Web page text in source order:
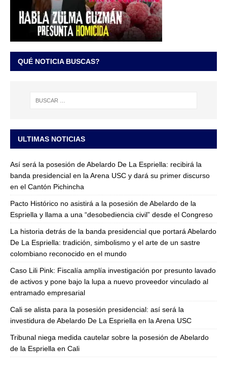
QUÉ NOTICIA BUSCAS?
ULTIMAS NOTICIAS
Así será la posesión de Abelardo De La Espriella: recibirá la
banda presidencial en la Arena USC y dará su primer discurso
en el Cantón Pichincha
Pacto Histórico no asistirá a la posesión de Abelardo de la
Espriella y llama a una “desobediencia civil” desde el Congreso
La historia detrás de la banda presidencial que portará Abelardo
De La Espriella: tradición, simbolismo y el arte de un sastre
colombiano reconocido en el mundo
Caso Lili Pink: Fiscalía amplía investigación por presunto lavado
de activos y pone bajo la lupa a nuevo proveedor vinculado al
entramado empresarial
Cali se alista para la posesión presidencial: así será la
investidura de Abelardo De La Espriella en la Arena USC
Tribunal niega medida cautelar sobre la posesión de Abelardo
de la Espriella en Cali